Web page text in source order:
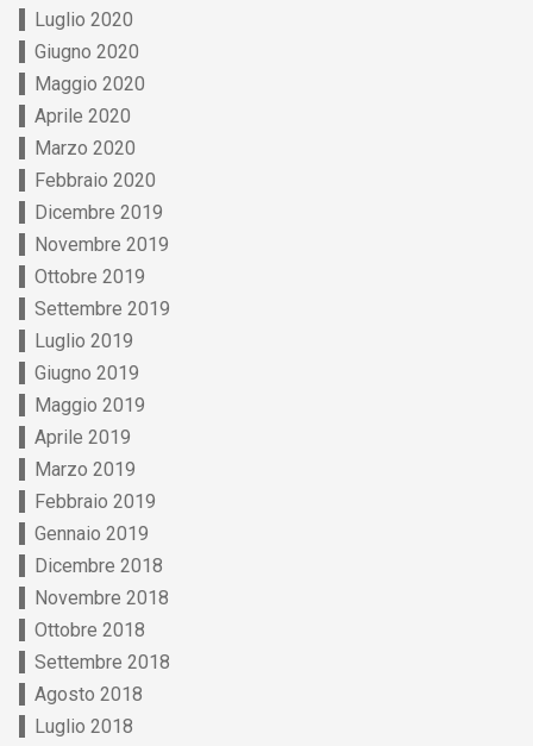
Luglio 2020
Giugno 2020
Maggio 2020
Aprile 2020
Marzo 2020
Febbraio 2020
Dicembre 2019
Novembre 2019
Ottobre 2019
Settembre 2019
Luglio 2019
Giugno 2019
Maggio 2019
Aprile 2019
Marzo 2019
Febbraio 2019
Gennaio 2019
Dicembre 2018
Novembre 2018
Ottobre 2018
Settembre 2018
Agosto 2018
Luglio 2018